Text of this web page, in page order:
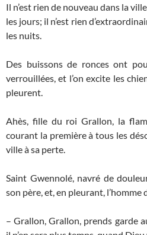
Il n’est rien de nouveau dans la
les jours; il n’est rien
les nuits.
Des buissons de ronces ont
verrouillées, et l’on excite les
pleurent.
Ahès, fille du roi Grallon, la
courant la première à tous les
ville à sa perte.
Saint Gwennolé, navré de
son père, et, en pleurant, l’homme
– Grallon, Grallon, prends garde